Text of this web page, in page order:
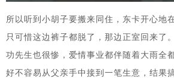
所以听到小胡子要搬来同住，东卡开心地
只可惜这边裤子都脱了，那边正室回来了。
功先生也很惨，爱情事业都伴随着大雨全
好不容易从父亲手中接到一笔生意，结果